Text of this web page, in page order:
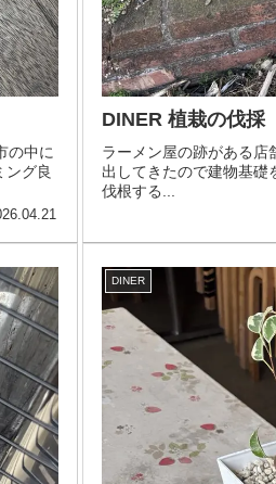
の中に
ング良
DINER 植栽の伐採
ラーメン屋の跡がある店
出してきたので建物基礎
伐根する...
DINER